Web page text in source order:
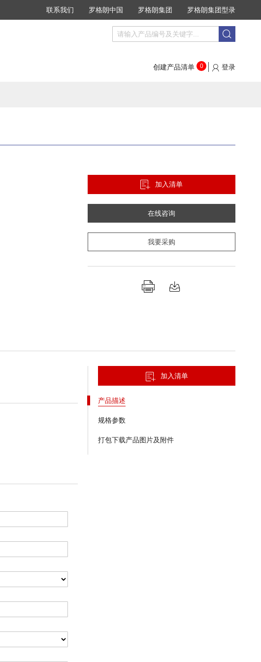
联系我们 罗格朗中国 罗格朗集团 罗格朗集团型录
搜
创建产品清单
0 登录
加入清单
在线咨询
我要采购
加入清单
产品描述
规格参数
打包下载产品图片及附件